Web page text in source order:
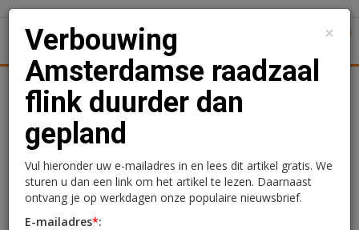
Nieuws Uitgelicht Achtergronden
Verbouwing
Amsterdamse raadzaal
flink duurder dan gepland
×
Verbouwing
Amsterdamse raadzaal
flink duurder dan
gepland
Vul hieronder uw e-mailadres in en lees dit artikel gratis. We
sturen u dan een link om het artikel te lezen. Daarnaast
ontvang je op werkdagen onze populaire nieuwsbrief.
E-mailadres*: